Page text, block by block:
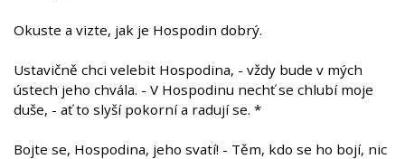
Okuste a vizte, jak je Hospodin dobrý.
Ustavičně chci velebit Hospodina, - vždy bude v mých
ústech jeho chvála. - V Hospodinu nechť se chlubí moje
duše, - ať to slyší pokorní a radují se. *
Bojte se, Hospodina, jeho svatí! - Těm, kdo se ho bojí, nic